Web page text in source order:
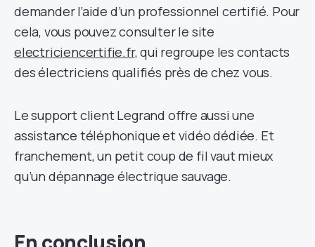
demander l’aide d’un professionnel certifié. Pour
cela, vous pouvez consulter le site
electriciencertifie.fr, qui regroupe les contacts
des électriciens qualifiés près de chez vous.
Le support client Legrand offre aussi une
assistance téléphonique et vidéo dédiée. Et
franchement, un petit coup de fil vaut mieux
qu’un dépannage électrique sauvage.